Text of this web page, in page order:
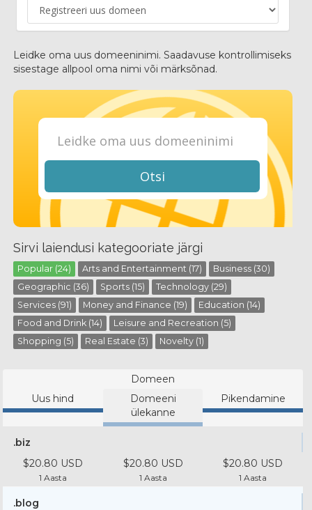
Leidke oma uus domeeninimi. Saadavuse kontrollimiseks
sisestage allpool oma nimi või märksõnad.
Otsi
Sirvi laiendusi kategooriate järgi
Popular (24) Arts and Entertainment (17)
Business (30)
Geographic (36)
Sports (15)
Technology (29)
Services (91)
Money and Finance (19)
Education (14)
Food and Drink (14)
Leisure and Recreation (5)
Shopping (5)
Real Estate (3) Novelty (1)
Domeen
Uus hind
Domeeni
ülekanne
Pikendamine
.biz
$20.80 USD
1 Aasta
$20.80 USD
1 Aasta
$20.80 USD
1 Aasta
.blog